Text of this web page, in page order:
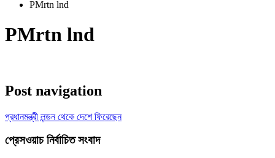
PMrtn lnd
PMrtn lnd
Post navigation
প্রধানমন্ত্রী লন্ডন থেকে দেশে ফিরেছেন
প্রেসওয়াচ নির্বাচিত সংবাদ